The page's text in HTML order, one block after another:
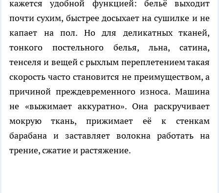
кажется удобной функцией: бельё выходит
почти сухим, быстрее досыхает на сушилке и не
капает на пол. Но для деликатных тканей,
тонкого постельного белья, льна, сатина,
тенселя и вещей с рыхлым переплетением такая
скорость часто становится не преимуществом, а
причиной преждевременного износа. Машина
не «выжимает аккуратно». Она раскручивает
мокрую ткань, прижимает её к стенкам
барабана и заставляет волокна работать на
трение, сжатие и растяжение.